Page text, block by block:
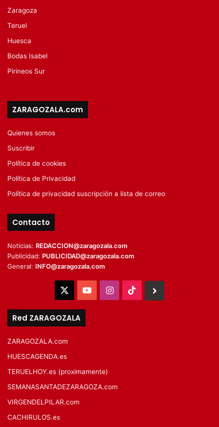
Zaragoza
Teruel
Huesca
Bodas Isabel
Pirineos Sur
ZARAGOZALA.com
Quienes somos
Suscribir
Política de cookies
Política de Privacidad
Política de privacidad suscripción a lista de correo
Contacto
Noticias: REDACCION@zaragozala.com
Publicidad: PUBLICIDAD@zaragozala.com
General: INFO@zaragozala.com
YouTubeInstagram
TikTok
Red ZARAGOZALA
ZARAGOZALA.com
HUESCAGENDA.es
TERUELHOY.es (proximamente)
SEMANASANTADEZARAGOZA.com
VIRGENDELPILAR.com
CACHIRULOS.es